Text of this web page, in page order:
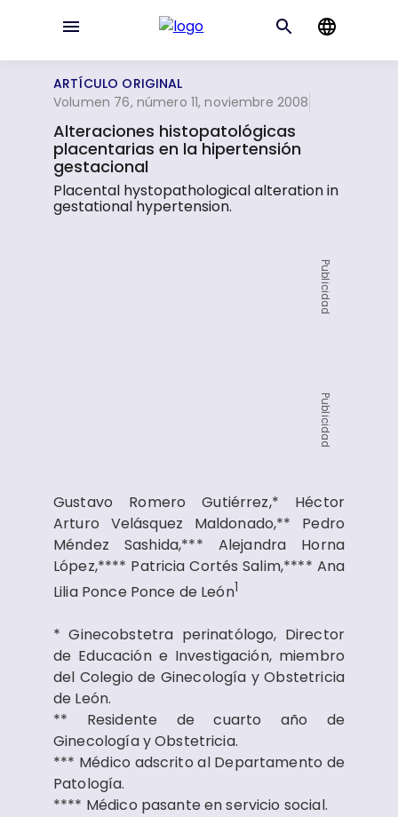
ARTÍCULO ORIGINAL
Volumen 76, número 11, noviembre 2008
Alteraciones histopatológicas
placentarias en la hipertensión
gestacional
Placental hystopathological alteration in
gestational hypertension.
Publicidad
Publicidad
Gustavo Romero Gutiérrez,* Héctor
Arturo Velásquez Maldonado,** Pedro
Méndez Sashida,*** Alejandra Horna
López,**** Patricia Cortés Salim,**** Ana
Lilia Ponce Ponce de León1
* Ginecobstetra perinatólogo, Director
de Educación e Investigación, miembro
del Colegio de Ginecología y Obstetricia
de León.
** Residente de cuarto año de
Ginecología y Obstetricia.
*** Médico adscrito al Departamento de
Patología.
**** Médico pasante en servicio social.